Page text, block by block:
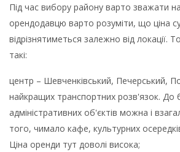
Під час вибору району варто зважати
орендодавцю варто розуміти, що ціна
відрізнятиметься залежно від локації.
такі:
центр – Шевченківський, Печерський,
найкращих транспортних розв'язок. До
адміністративних об'єктів можна і
того, чимало кафе, культурних
Ціна оренди тут доволі висока;